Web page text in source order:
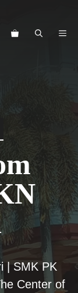
| SMK PK
Center of